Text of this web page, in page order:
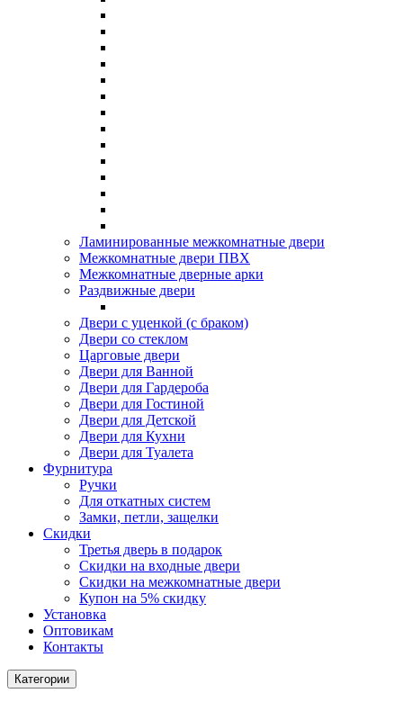
Ламинированные межкомнатные двери
Межкомнатные двери ПВХ
Межкомнатные дверные арки
Раздвижные двери
Двери с уценкой (с браком)
Двери со стеклом
Царговые двери
Двери для Ванной
Двери для Гардероба
Двери для Гостиной
Двери для Детской
Двери для Кухни
Двери для Туалета
Фурнитура
Ручки
Для откатных систем
Замки, петли, защелки
Скидки
Третья дверь в подарок
Скидки на входные двери
Скидки на межкомнатные двери
Купон на 5% скидку
Установка
Оптовикам
Контакты
Категории